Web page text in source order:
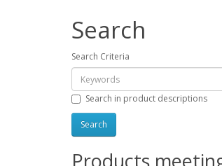
Search
Search Criteria
Search in product descriptions
Products